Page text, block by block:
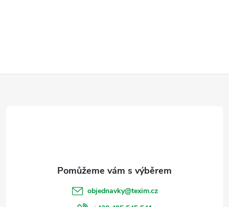
objednavky@texim.cz